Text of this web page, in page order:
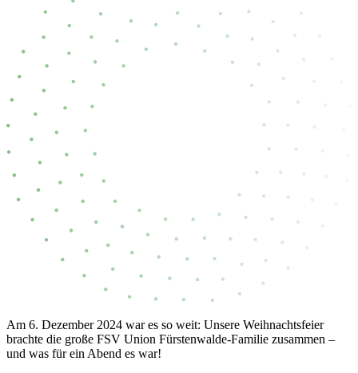
Am 6. Dezember 2024 war es so weit: Unsere Weihnachtsfeier
brachte die große FSV Union Fürstenwalde-Familie zusammen –
und was für ein Abend es war!